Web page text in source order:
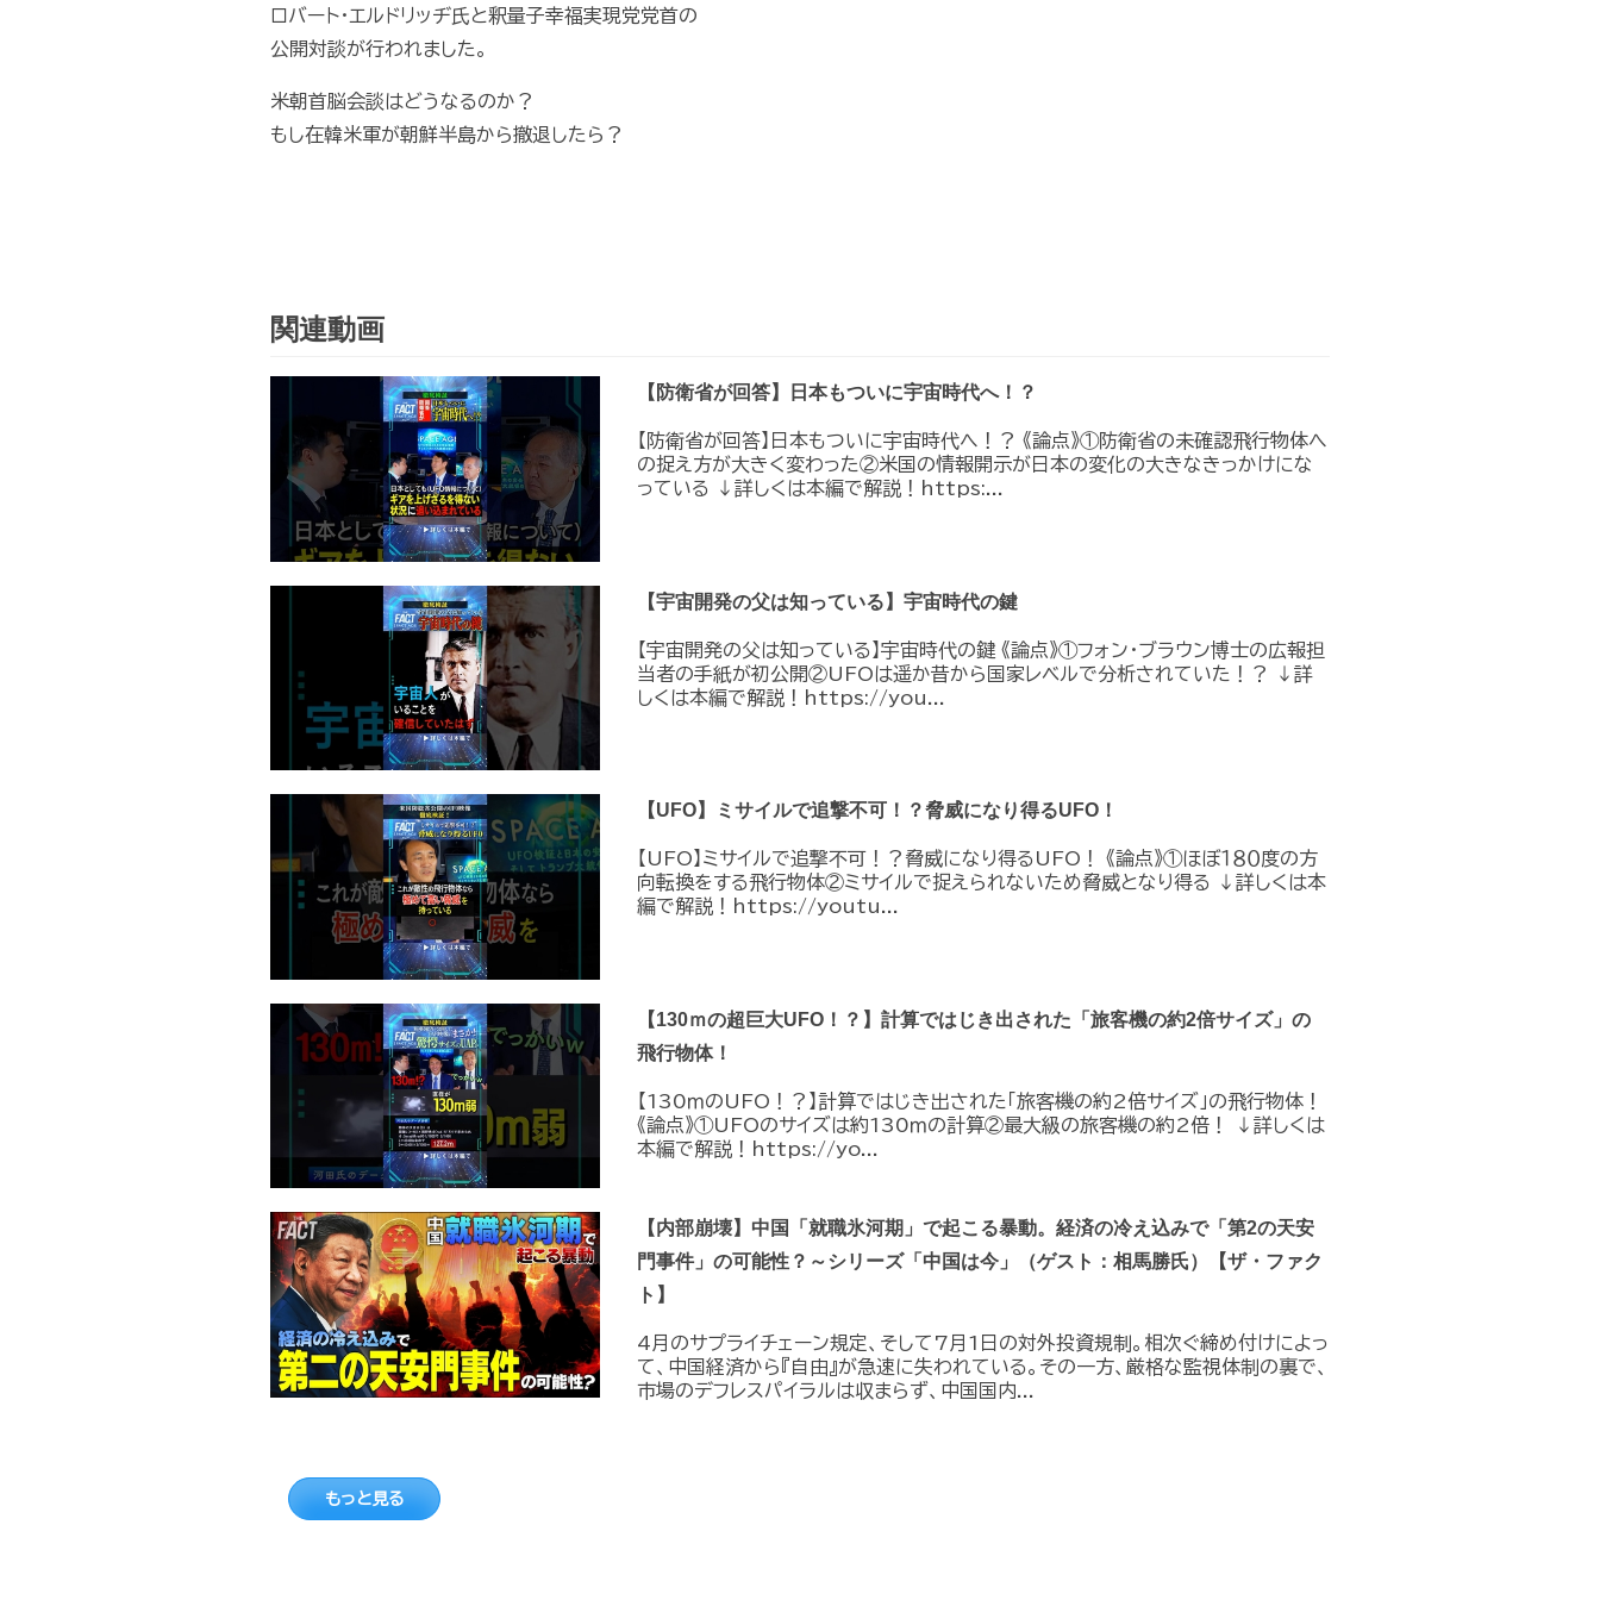
ロバート・エルドリッヂ氏と釈量子幸福実現党党首の
公開対談が行われました。
米朝首脳会談はどうなるのか？
もし在韓米軍が朝鮮半島から撤退したら？
関連動画
【防衛省が回答】日本もついに宇宙時代へ！？
【防衛省が回答】日本もついに宇宙時代へ！？ 《論点》①防衛省の未確認飛行物体へ
の捉え方が大きく変わった②米国の情報開示が日本の変化の大きなきっかけにな
っている ↓詳しくは本編で解説！https:...
【宇宙開発の父は知っている】宇宙時代の鍵
【宇宙開発の父は知っている】宇宙時代の鍵 《論点》①フォン・ブラウン博士の広報担
当者の手紙が初公開②UFOは遥か昔から国家レベルで分析されていた！？ ↓詳
しくは本編で解説！https://you...
【UFO】ミサイルで追撃不可！？脅威になり得るUFO！
【UFO】ミサイルで追撃不可！？脅威になり得るUFO！ 《論点》①ほぼ１８０度の方
向転換をする飛行物体②ミサイルで捉えられないため脅威となり得る ↓詳しくは本
編で解説！https://youtu...
【130ｍの超巨大UFO！？】計算ではじき出された「旅客機の約2倍サイズ」の
飛行物体！
【130ｍのUFO！？】計算ではじき出された「旅客機の約2倍サイズ」の飛行物体！
《論点》①UFOのサイズは約130ｍの計算②最大級の旅客機の約2倍！ ↓詳しくは
本編で解説！https://yo...
【内部崩壊】中国「就職氷河期」で起こる暴動。経済の冷え込みで「第2の天安
門事件」の可能性？～シリーズ「中国は今」（ゲスト：相馬勝氏）【ザ・ファク
ト】
4月のサプライチェーン規定、そして7月1日の対外投資規制。相次ぐ締め付けによっ
て、中国経済から『自由』が急速に失われている。その一方、厳格な監視体制の裏で、
市場のデフレスパイラルは収まらず、中国国内...
もっと見る